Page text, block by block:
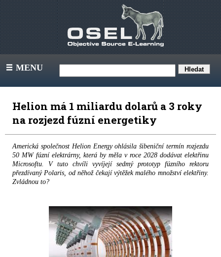
III MENU
Helion má 1 miliardu dolarů a 3 roky
na rozjezd fúzní energetiky
Americká společnost Helion Energy ohlásila šibeniční termín rozjezdu
50 MW fúzní elektrárny, která by měla v roce 2028 dodávat elektřinu
Microsoftu. V tuto chvíli vyvíjejí sedmý prototyp fúzního rektoru
přezdívaný Polaris, od něhož čekají výtěžek malého množství elektřiny.
Zvládnou to?